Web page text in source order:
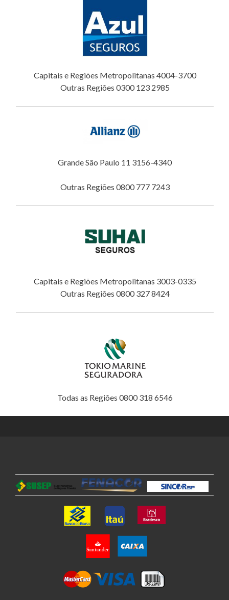
Capitais e Regiões Metropolitanas 4004-3700
Outras Regiões 0300 123 2985
Grande São Paulo 11 3156-4340
Outras Regiões 0800 777 7243
Capitais e Regiões Metropolitanas 3003-0335
Outras Regiões 0800 327 8424
Todas as Regiões 0800 318 6546